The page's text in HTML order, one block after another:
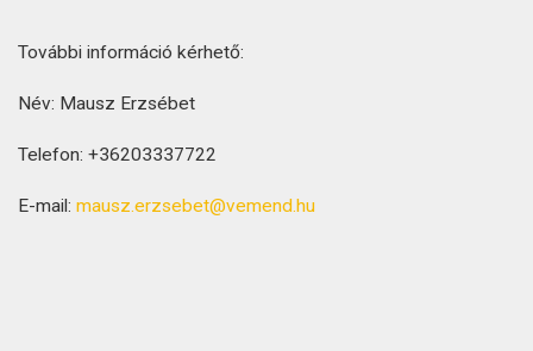
További információ kérhető:
Név: Mausz Erzsébet
Telefon: +36203337722
E-mail: mausz.erzsebet@vemend.hu